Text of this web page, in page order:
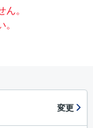
。
変更